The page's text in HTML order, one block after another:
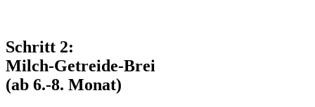
Schritt 2:
Milch-Getreide-Brei
(ab 6.-8. Monat)